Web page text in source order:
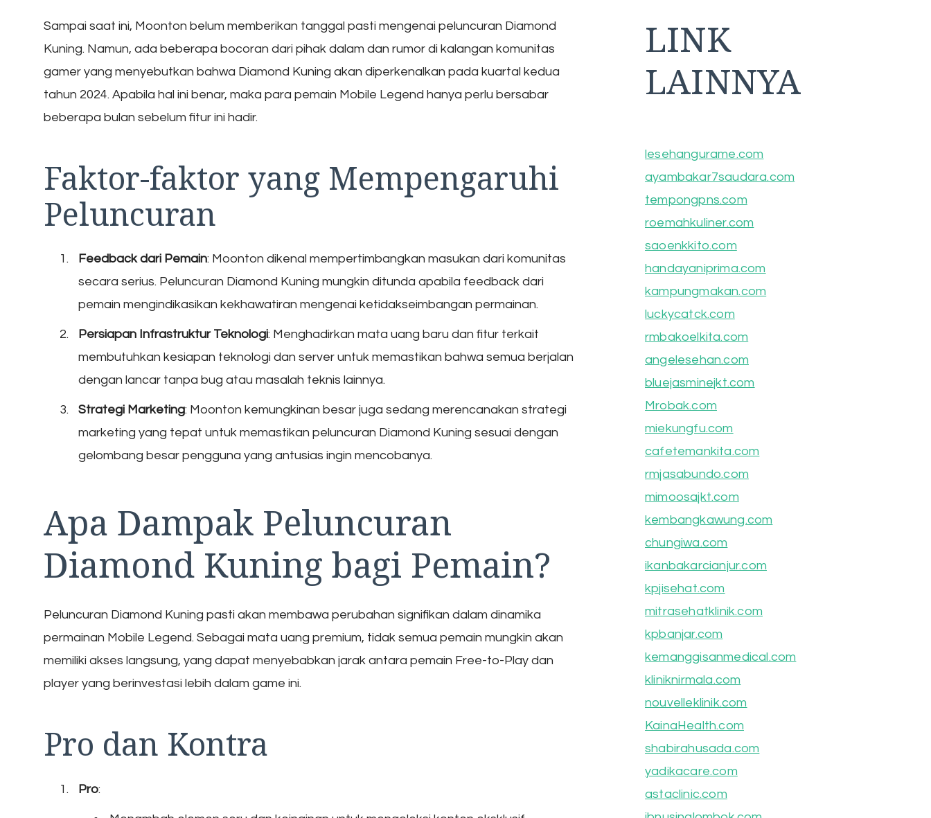
Sampai saat ini, Moonton belum memberikan tanggal pasti mengenai peluncuran Diamond
Kuning. Namun, ada beberapa bocoran dari pihak dalam dan rumor di kalangan komunitas
gamer yang menyebutkan bahwa Diamond Kuning akan diperkenalkan pada kuartal kedua
tahun 2024. Apabila hal ini benar, maka para pemain Mobile Legend hanya perlu bersabar
beberapa bulan sebelum fitur ini hadir.
Faktor-faktor yang Mempengaruhi
Peluncuran
Feedback dari Pemain: Moonton dikenal mempertimbangkan masukan dari komunitas
secara serius. Peluncuran Diamond Kuning mungkin ditunda apabila feedback dari
pemain mengindikasikan kekhawatiran mengenai ketidakseimbangan permainan.
Persiapan Infrastruktur Teknologi: Menghadirkan mata uang baru dan fitur terkait
membutuhkan kesiapan teknologi dan server untuk memastikan bahwa semua berjalan
dengan lancar tanpa bug atau masalah teknis lainnya.
Strategi Marketing: Moonton kemungkinan besar juga sedang merencanakan strategi
marketing yang tepat untuk memastikan peluncuran Diamond Kuning sesuai dengan
gelombang besar pengguna yang antusias ingin mencobanya.
Apa Dampak Peluncuran
Diamond Kuning bagi Pemain?
Peluncuran Diamond Kuning pasti akan membawa perubahan signifikan dalam dinamika
permainan Mobile Legend. Sebagai mata uang premium, tidak semua pemain mungkin akan
memiliki akses langsung, yang dapat menyebabkan jarak antara pemain Free-to-Play dan
player yang berinvestasi lebih dalam game ini.
Pro dan Kontra
Pro:
LINK
LAINNYA
lesehangurame.com
ayambakar7saudara.com
tempongpns.com
roemahkuliner.com
saoenkkito.com
handayaniprima.com
kampungmakan.com
luckycatck.com
rmbakoelkita.com
angelesehan.com
bluejasminejkt.com
Mrobak.com
miekungfu.com
cafetemankita.com
rmjasabundo.com
mimoosajkt.com
kembangkawung.com
chungiwa.com
ikanbakarcianjur.com
kpjisehat.com
mitrasehatklinik.com
kpbanjar.com
kemanggisanmedical.com
kliniknirmala.com
nouvelleklinik.com
KainaHealth.com
shabirahusada.com
yadikacare.com
astaclinic.com